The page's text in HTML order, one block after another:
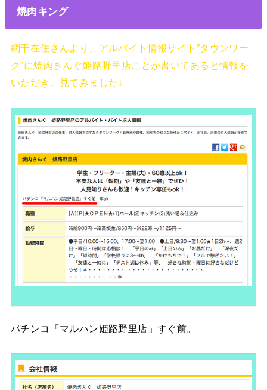
焼肉キング
網干在住さんより、アルバイト情報サイト”タウンワー
ク”に焼肉きんぐ姫路野里店ことが書いてあると情報を
いただき、見てみました↓
パチンコ「マルハン姫路野里店」すぐ前。